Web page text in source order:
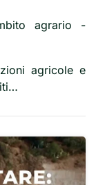
agrario -
agricole e